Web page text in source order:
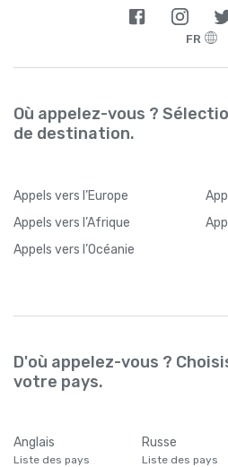
FR
Où appelez-vous ?
de destination.
Appels vers l’Europe
Appels vers l’Afrique
Appels vers l’Océanie
D'où appelez-vous ?
votre pays.
Anglais
Liste des pays
Russe
Liste des pays